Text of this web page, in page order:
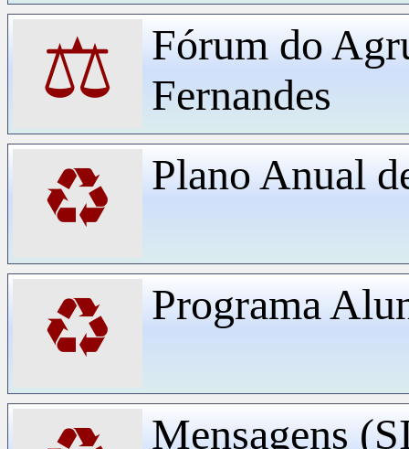
⚖
Fórum do
Fernandes
♻ Plano Anual
♻ Programa
Mensagens